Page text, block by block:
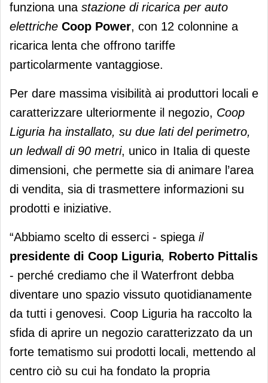
funziona una stazione di ricarica per auto
elettriche Coop Power, con 12 colonnine a
ricarica lenta che offrono tariffe
particolarmente vantaggiose.
Per dare massima visibilità ai produttori locali e
caratterizzare ulteriormente il negozio, Coop
Liguria ha installato, su due lati del perimetro,
un ledwall di 90 metri, unico in Italia di queste
dimensioni, che permette sia di animare l’area
di vendita, sia di trasmettere informazioni su
prodotti e iniziative.
“Abbiamo scelto di esserci - spiega il
presidente di Coop Liguria, Roberto Pittalis
- perché crediamo che il Waterfront debba
diventare uno spazio vissuto quotidianamente
da tutti i genovesi. Coop Liguria ha raccolto la
sfida di aprire un negozio caratterizzato da un
forte tematismo sui prodotti locali, mettendo al
centro ciò su cui ha fondato la propria